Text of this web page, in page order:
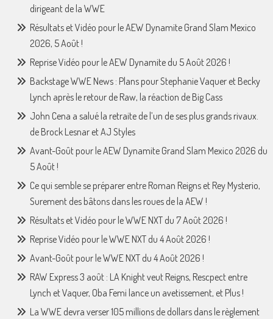
dirigeant de la WWE
Résultats et Vidéo pour le AEW Dynamite Grand Slam Mexico
2026, 5 Août !
Reprise Vidéo pour le AEW Dynamite du 5 Août 2026 !
Backstage WWE News : Plans pour Stephanie Vaquer et Becky
Lynch après le retour de Raw, la réaction de Big Cass
John Cena a salué la retraite de l’un de ses plus grands rivaux.
de Brock Lesnar et AJ Styles
Avant-Goût pour le AEW Dynamite Grand Slam Mexico 2026 du
5 Août !
Ce qui semble se préparer entre Roman Reigns et Rey Mysterio,
Surement des bâtons dans les roues de la AEW !
Résultats et Vidéo pour le WWE NXT du 7 Août 2026 !
Reprise Vidéo pour le WWE NXT du 4 Août 2026 !
Avant-Goût pour le WWE NXT du 4 Août 2026 !
RAW Express 3 août : LA Knight veut Reigns, Rescpect entre
Lynch et Vaquer, Oba Femi lance un avetissement, et Plus !
La WWE devra verser 105 millions de dollars dans le règlement